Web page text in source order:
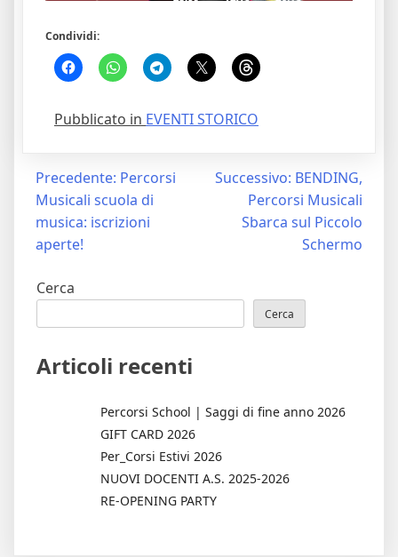
Condividi:
Pubblicato in EVENTI STORICO
Navigazione
articoli
Precedente: Percorsi
Musicali scuola di
musica: iscrizioni
aperte!
Successivo: BENDING,
Percorsi Musicali
Sbarca sul Piccolo
Schermo
Cerca
Cerca
Articoli recenti
Percorsi School | Saggi di fine anno 2026
GIFT CARD 2026
Per_Corsi Estivi 2026
NUOVI DOCENTI A.S. 2025-2026
RE-OPENING PARTY